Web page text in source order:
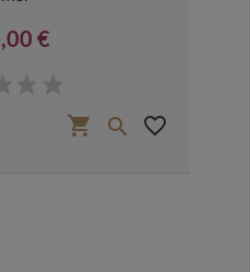
€
shopping_cart  favorite_border